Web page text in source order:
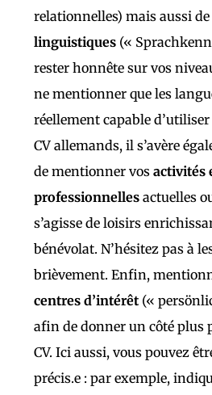
relationnelles) mais aussi
linguistiques («
rester honnête sur vos
ne mentionner que les
réellement capable
CV allemands, il s’avère
de mentionner vos activités
professionnelles actuelles
s’agisse de loisirs
bénévolat. N’hésitez pas à
brièvement. Enfin,
centres d’intérêt («
afin de donner un côté plus
CV. Ici aussi, vous pouvez
précis.e : par exemple,